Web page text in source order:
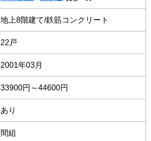
地上8階建て/鉄筋コンクリート
22戸
2001年03月
33900円～44600円
あり
間組